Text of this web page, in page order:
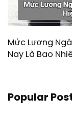
Mức Lương
Nay Là Bao
Popular